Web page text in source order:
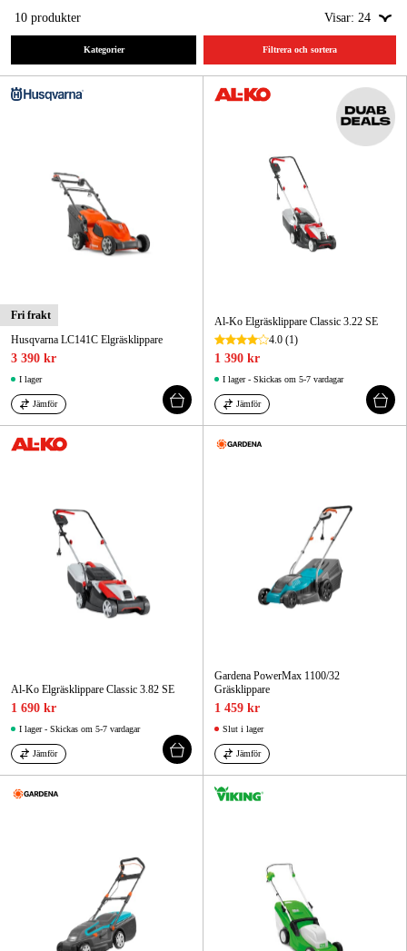
Skog & trädgård
Hem & fritid
Kampanjer
Artiklar & Guider
Våra varumärken
Kontakt & Öppettider
10 produkter Visar: 24
Kategorier Filtrera och sortera
Fri frakt
Husqvarna LC141C Elgräsklippare
3 390 kr
I lager
Jämför
Al-Ko Elgräsklippare Classic 3.22 SE
4.0 (1)
1 390 kr
I lager - Skickas om 5-7 vardagar
Jämför
Al-Ko Elgräsklippare Classic 3.82 SE
1 690 kr
I lager - Skickas om 5-7 vardagar
Jämför
Gardena PowerMax 1100/32
Gräsklippare
1 459 kr
Slut i lager
Jämför